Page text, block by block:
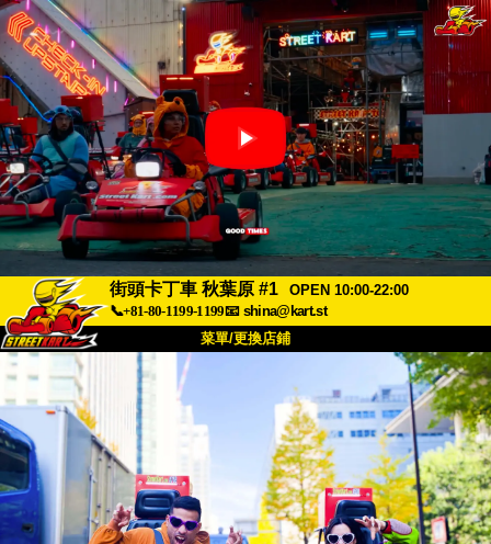
街頭卡丁車 秋葉原 #1
OPEN 10:00-22:00
📞+81-80-1199-1199📧 shina@kart.st
菜單/更換店鋪
關於我們 價格
交通資訊 顧客評價 常見問題
公司 預訂
更換店鋪